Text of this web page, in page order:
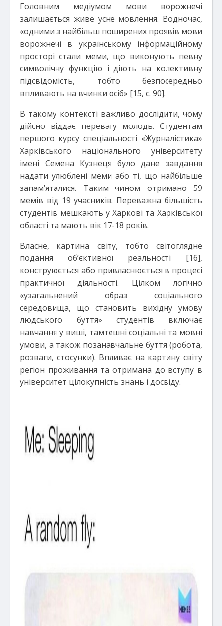
Головним медіумом мови ворожнечі
залишається живе усне мовлення. Водночас,
«одними з найбільш поширених проявів мови
ворожнечі в українському інформаційному
просторі стали меми, що виконують певну
символічну функцію і діють на колективну
підсвідомість, тобто безпосередньо
впливають на вчинки осіб» [15, с. 90].
В такому контексті важливо дослідити, чому
дійсно віддає перевагу молодь. Студентам
першого курсу спеціальності «Журналістика»
Харківського національного університету
імені Семена Кузнеця було дане завдання
надати улюблені меми або ті, що найбільше
запам’яталися. Таким чином отримано 59
мемів від 19 учасників. Переважна більшість
студентів мешкають у Харкові та Харківської
області та мають вік 17-18 років.
Власне, картина світу, тобто світоглядне
подання об’єктивної реальності [16],
конструюється або привласнюється в процесі
практичної діяльності. Цілком логічно
«узагальнений образ соціального
середовища, що становить вихідну умову
людського буття» студентів включає
навчання у виші, тамтешні соціальні та мовні
умови, а також позанавчальне буття (робота,
розваги, стосунки). Впливає на картину світу
регіон проживання та отримана до вступу в
університет цілокупність знань і досвіду.